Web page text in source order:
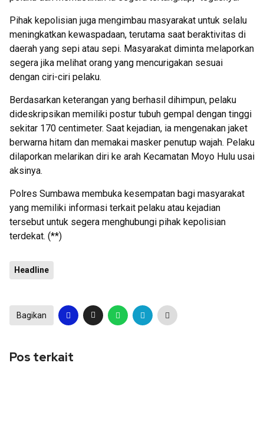
Pihak kepolisian juga mengimbau masyarakat untuk selalu
meningkatkan kewaspadaan, terutama saat beraktivitas di
daerah yang sepi atau sepi. Masyarakat diminta melaporkan
segera jika melihat orang yang mencurigakan sesuai
dengan ciri-ciri pelaku.
Berdasarkan keterangan yang berhasil dihimpun, pelaku
dideskripsikan memiliki postur tubuh gempal dengan tinggi
sekitar 170 centimeter. Saat kejadian, ia mengenakan jaket
berwarna hitam dan memakai masker penutup wajah. Pelaku
dilaporkan melarikan diri ke arah Kecamatan Moyo Hulu usai
aksinya.
Polres Sumbawa membuka kesempatan bagi masyarakat
yang memiliki informasi terkait pelaku atau kejadian
tersebut untuk segera menghubungi pihak kepolisian
terdekat. (**)
Headline
Bagikan
Pos terkait